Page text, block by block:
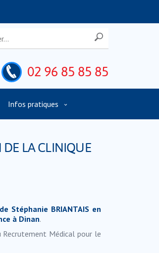
02 96 85 85 85
Infos pratiques
DE LA CLINIQUE
Stéphanie BRIANTAIS en
à Dinan.
Recrutement Médical pour le